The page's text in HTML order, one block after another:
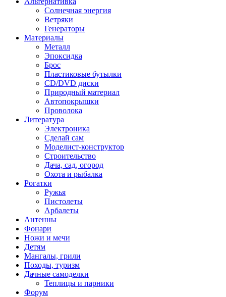
Солнечная энергия
Ветряки
Генераторы
Материалы
Металл
Эпоксидка
Брос
Пластиковые бутылки
CD/DVD диски
Природный материал
Автопокрышки
Проволока
Литература
Электроника
Сделай сам
Моделист-конструктор
Строительство
Дача, сад, огород
Охота и рыбалка
Рогатки
Ружья
Пистолеты
Арбалеты
Антенны
Фонари
Ножи и мечи
Детям
Мангалы, грили
Походы, туризм
Дачные самоделки
Теплицы и парники
Форум